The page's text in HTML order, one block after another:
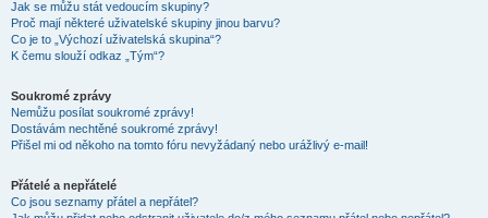
Jak se můžu stát vedoucím skupiny?
Proč mají některé uživatelské skupiny jinou barvu?
Co je to „Výchozí uživatelská skupina“?
K čemu slouží odkaz „Tým“?
Soukromé zprávy
Nemůžu posílat soukromé zprávy!
Dostávám nechtěné soukromé zprávy!
Přišel mi od někoho na tomto fóru nevyžádaný nebo urážlivý e-mail!
Přátelé a nepřátelé
Co jsou seznamy přátel a nepřátel?